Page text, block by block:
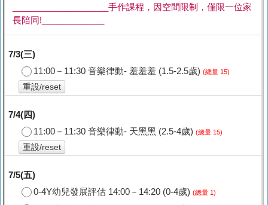
____________________手作課程，因空間限制，僅限一位家
長陪同!_____________
7/3(三)
11:00－11:30 音樂律動- 羞羞羞 (1.5-2.5歲) (總量 15)
重設/reset
7/4(四)
11:00－11:30 音樂律動- 天黑黑 (2.5-4歲) (總量 15)
重設/reset
7/5(五)
0-4Y幼兒發展評估 14:00－14:20 (0-4歲) (總量 1)